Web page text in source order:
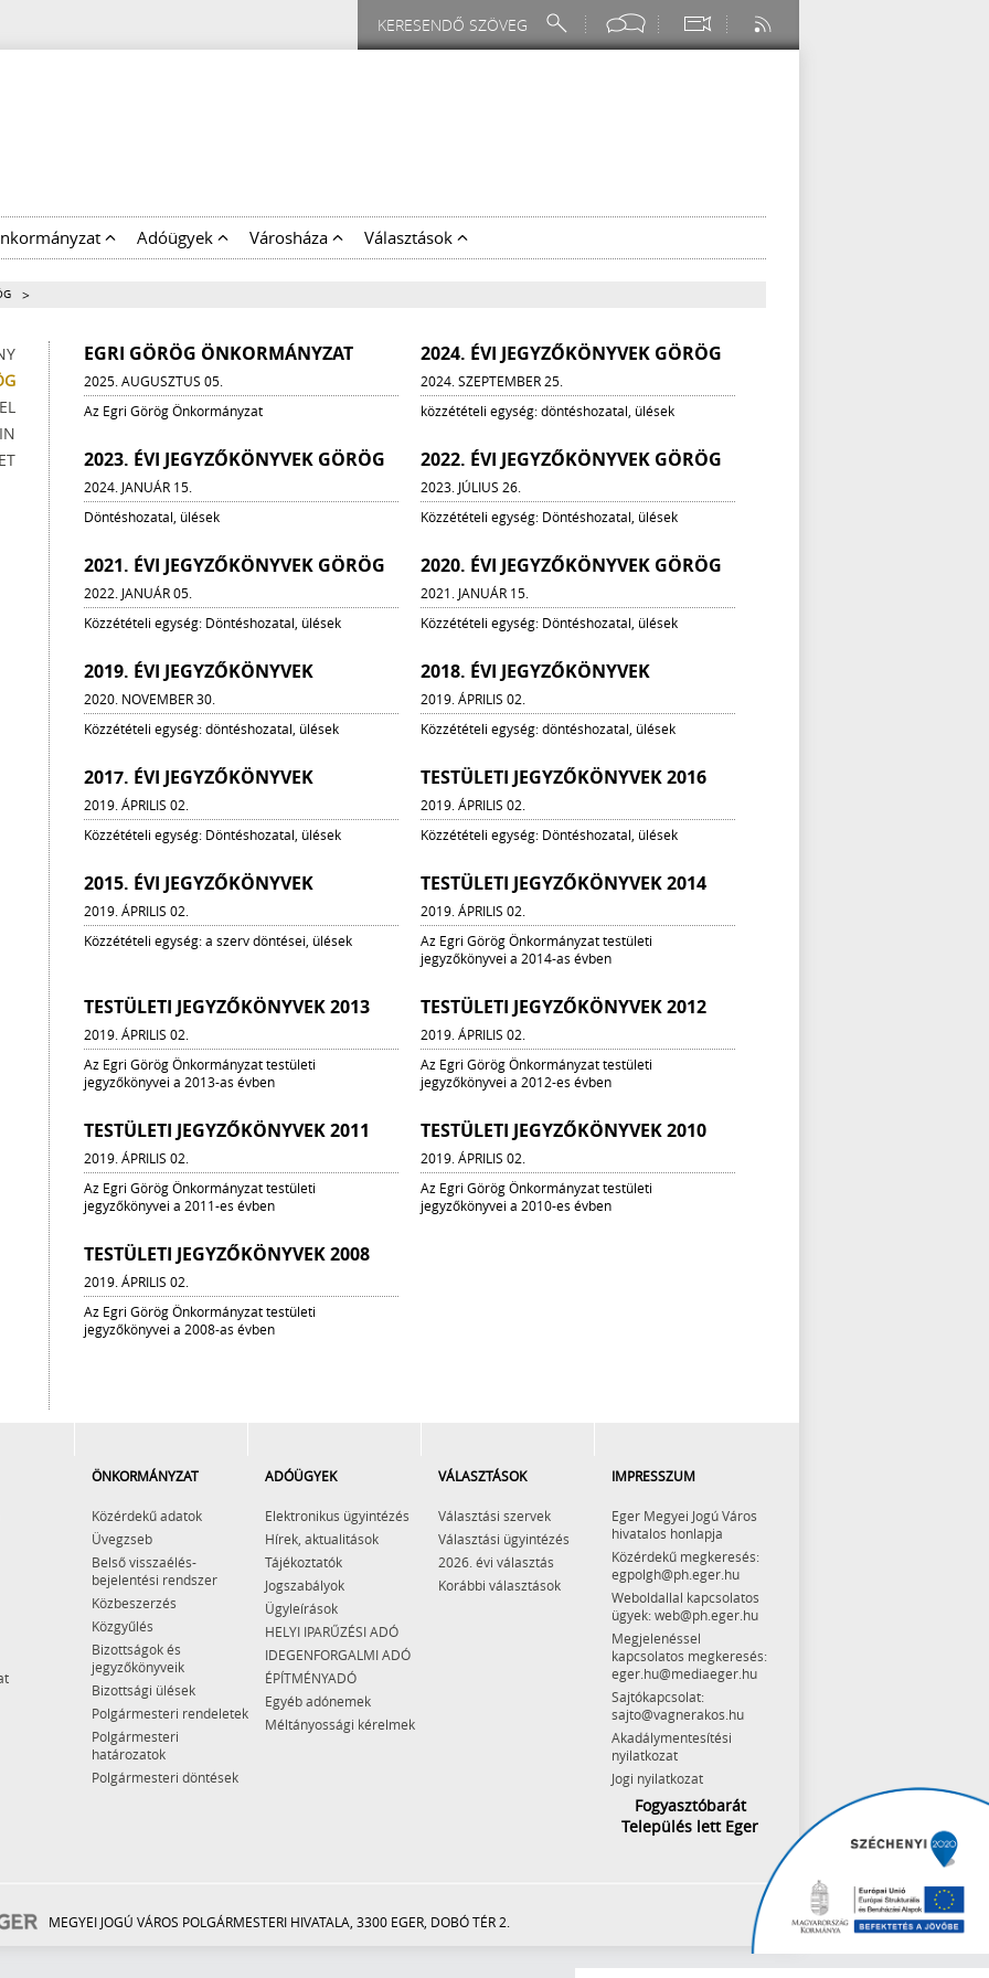
Adóügyek Városháza Választások
>
EGRI GÖRÖG ÖNKORMÁNYZAT
2025. AUGUSZTUS 05.
Az Egri Görög Önkormányzat
2024. ÉVI JEGYZŐKÖNYVEK GÖRÖG
2024. SZEPTEMBER 25.
közzétételi egység: döntéshozatal, ülések
2023. ÉVI JEGYZŐKÖNYVEK GÖRÖG
2024. JANUÁR 15.
Döntéshozatal, ülések
2022. ÉVI JEGYZŐKÖNYVEK GÖRÖG
2023. JÚLIUS 26.
Közzétételi egység: Döntéshozatal, ülések
2021. ÉVI JEGYZŐKÖNYVEK GÖRÖG
2022. JANUÁR 05.
Közzétételi egység: Döntéshozatal, ülések
2020. ÉVI JEGYZŐKÖNYVEK GÖRÖG
2021. JANUÁR 15.
Közzétételi egység: Döntéshozatal, ülések
2019. ÉVI JEGYZŐKÖNYVEK
2020. NOVEMBER 30.
Közzétételi egység: döntéshozatal, ülések
2018. ÉVI JEGYZŐKÖNYVEK
2019. ÁPRILIS 02.
Közzétételi egység: döntéshozatal, ülések
2017. ÉVI JEGYZŐKÖNYVEK
2019. ÁPRILIS 02.
Közzétételi egység: Döntéshozatal, ülések
TESTÜLETI JEGYZŐKÖNYVEK 2016
2019. ÁPRILIS 02.
Közzétételi egység: Döntéshozatal, ülések
2015. ÉVI JEGYZŐKÖNYVEK
2019. ÁPRILIS 02.
Közzétételi egység: a szerv döntései, ülések
TESTÜLETI JEGYZŐKÖNYVEK 2014
2019. ÁPRILIS 02.
Az Egri Görög Önkormányzat testületi
jegyzőkönyvei a 2014-as évben
TESTÜLETI JEGYZŐKÖNYVEK 2013
2019. ÁPRILIS 02.
Az Egri Görög Önkormányzat testületi
jegyzőkönyvei a 2013-as évben
TESTÜLETI JEGYZŐKÖNYVEK 2012
2019. ÁPRILIS 02.
Az Egri Görög Önkormányzat testületi
jegyzőkönyvei a 2012-es évben
TESTÜLETI JEGYZŐKÖNYVEK 2011
2019. ÁPRILIS 02.
Az Egri Görög Önkormányzat testületi
jegyzőkönyvei a 2011-es évben
TESTÜLETI JEGYZŐKÖNYVEK 2010
2019. ÁPRILIS 02.
Az Egri Görög Önkormányzat testületi
jegyzőkönyvei a 2010-es évben
TESTÜLETI JEGYZŐKÖNYVEK 2008
2019. ÁPRILIS 02.
Az Egri Görög Önkormányzat testületi
jegyzőkönyvei a 2008-as évben
ÖNKORMÁNYZAT
Közérdekű adatok
Üvegzseb
Belső visszaélés-
bejelentési rendszer
Közbeszerzés
Közgyűlés
Bizottságok és
jegyzőkönyveik
Bizottsági ülések
Polgármesteri rendeletek
Polgármesteri
határozatok
Polgármesteri döntések
ADÓÜGYEK
Elektronikus ügyintézés
Hírek, aktualitások
Tájékoztatók
Jogszabályok
Ügyleírások
HELYI IPARŰZÉSI ADÓ
IDEGENFORGALMI ADÓ
ÉPÍTMÉNYADÓ
Egyéb adónemek
Méltányossági kérelmek
VÁLASZTÁSOK
Választási szervek
Választási ügyintézés
2026. évi választás
Korábbi választások
IMPRESSZUM
Eger Megyei Jogú Város
hivatalos honlapja
Közérdekű megkeresés:
egpolgh@ph.eger.hu
Weboldallal kapcsolatos
ügyek: web@ph.eger.hu
Megjelenéssel
kapcsolatos megkeresés:
eger.hu@mediaeger.hu
Sajtókapcsolat:
sajto@vagnerakos.hu
Akadálymentesítési
nyilatkozat
Jogi nyilatkozat
Fogyasztóbarát
Település lett Eger
MEGYEI JOGÚ VÁROS POLGÁRMESTERI HIVATALA, 3300 EGER, DOBÓ TÉR 2.